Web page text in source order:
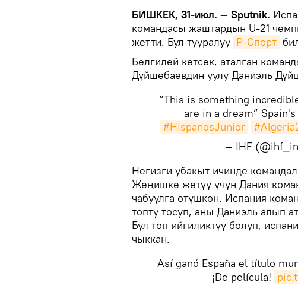
БИШКЕК, 31-июл. — Sputnik.
командасы жаштардын U-21
жетти. Бул тууралуу Р-Спорт
Белгилей кетсек, аталган
Дүйшөбаевдин уулу Даниэль
“This is something
are in a dream”
#HispanosJunior
— IHF
​Негизги убакыт ичинде
Жеңишке жетүү үчүн Дания
чабуулга өтүшкөн. Испания
топту тосуп, аны Даниэль алып
Бул топ ийгиликтүү болуп,
чыккан.
Así ganó España el título
¡De película!